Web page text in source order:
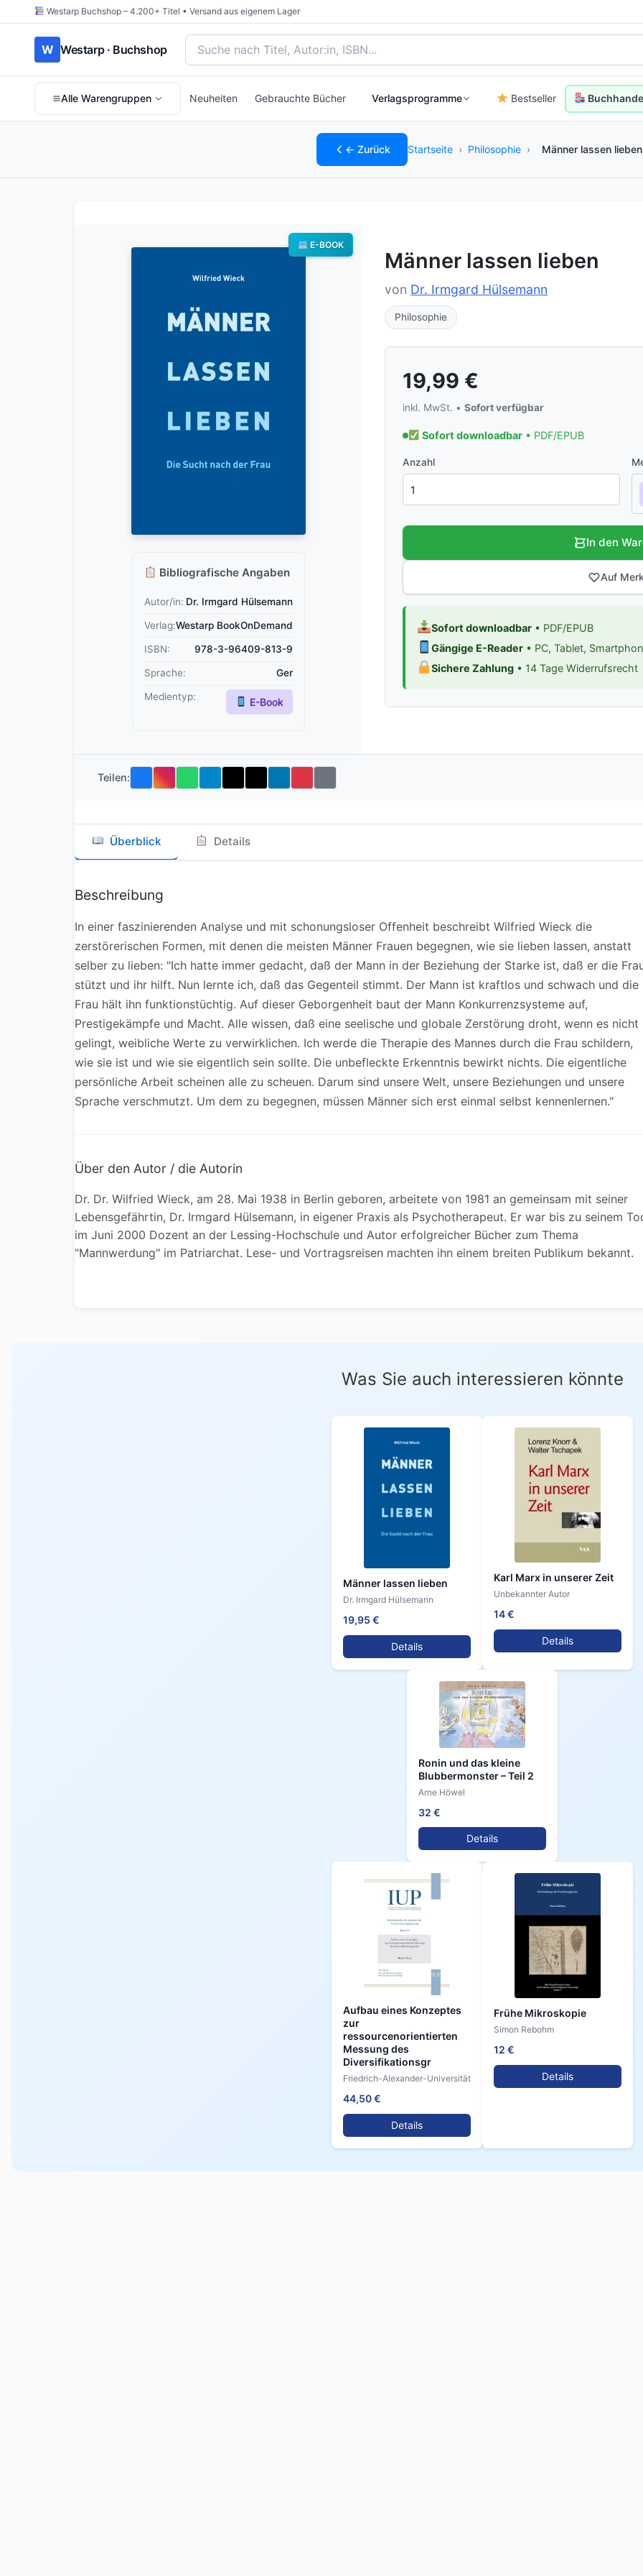
Westarp Buchshop – 4.200+ Titel • Versand aus eigenem Lager
W Westarp · Buchshop Bücher suchen nach Titel, Autor:in oder ISBN
Alle Warengruppen Neuheiten Gebrauchte Bücher Verlagsprogramme Bestseller
← Zurück Startseite › Philosophie › Männer lassen lieben
Bibliografische Angaben
Autor/in: Dr. Irmgard Hülsemann
Verlag:Westarp BookOnDemand
ISBN: 978-3-96409-813-9
Sprache: Ger
Medientyp: E-Book
E-BOOK
Männer lassen lieben
von Dr. Irmgard Hülsemann
Philosophie
19,99 €
inkl. MwSt. • Sofort verfügbar
Sofort downloadbar • PDF/EPUB
Anzahl
In den
Auf
Sofort downloadbar • PDF/EPUB
Gängige E-Reader • PC, Tablet,
Sichere Zahlung • 14 Tage Widerrufsrecht
Teilen:
Überblick Details
Beschreibung
In einer faszinierenden Ana­lyse und mit schonungsloser Offenheit beschreibt Wilfried Wieck die
zerstörerischen Formen, mit denen die meisten Männer Frauen begegnen, wie sie lieben lassen, anstatt
selber zu lieben: "Ich hatte immer gedacht, daß der Mann in der Beziehung der Starke ist, daß er die
stützt und ihr hilft. Nun lernte ich, daß das Gegenteil stimmt. Der Mann ist kraftlos und schwach und die
Frau hält ihn funktionstüchtig. Auf dieser Geborgenheit baut der Mann Konkurrenzsysteme auf,
Prestigekämpfe und Macht. Alle wissen, daß eine seelische und globale Zerstörung droht, wenn es nicht
gelingt, weibliche Werte zu verwirklichen. Ich werde die Therapie des Mannes durch die Frau schildern,
wie sie ist und wie sie eigentlich sein sollte. Die unbefleckte Erkenntnis bewirkt nichts. Die eigentliche
persönliche Arbeit scheinen alle zu scheuen. Darum sind unsere Welt, unsere Beziehungen und unsere
Sprache verschmutzt. Um dem zu begegnen, müssen Männer sich erst einmal selbst kennenlernen."
Über den Autor / die Autorin
Dr. Dr. Wilfried Wieck, am 28. Mai 1938 in Berlin geboren, arbeitete von 1981 an gemeinsam mit seiner
Lebensgefährtin, Dr. Irmgard Hülsemann, in eigener Praxis als Psychotherapeut. Er war bis zu seinem
im Juni 2000 Dozent an der Lessing-Hochschule und Autor erfolgreicher Bücher zum Thema
"Mannwerdung" im Patriarchat. Lese- und Vortragsreisen machten ihn einem breiten Publikum bekannt.
Was Sie auch interessieren könnte
Männer lassen lieben
Dr. Irmgard Hülsemann
19,95 €
Details
Karl Marx in unserer Zeit
Unbekannter Autor
14 €
Details
Ronin und das kleine
Blubbermonster – Teil 2
Arne Höwel
32 €
Details
Aufbau eines Konzeptes
zur
ressourcenorientierten
Messung des
Diversifikationsgr
Friedrich-Alexander-Universität
44,50 €
Details
Frühe Mikroskopie
Simon Rebohm
12 €
Details